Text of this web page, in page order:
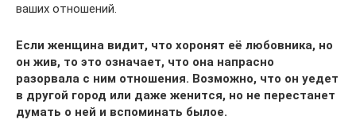
ваших отношений.
Если женщина видит, что хоронят её любовника, но
он жив, то это означает, что она напрасно
разорвала с ним отношения. Возможно, что он уедет
в другой город или даже женится, но не перестанет
думать о ней и вспоминать былое.